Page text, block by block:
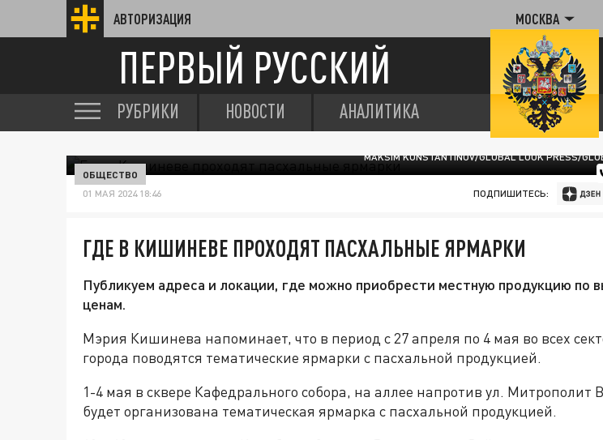
АВТОРИЗАЦИЯ МОСКВА
ПЕРВЫЙ РУССКИЙ
РУБРИКИ НОВОСТИ АНАЛИТИКА
MAKSIM KONSTANTINOV/GLOBAL LOOK PRESS/
ОБЩЕСТВО
01 МАЯ 2024 18:46 ПОДПИШИТЕСЬ:
ГДЕ В КИШИНЕВЕ ПРОХОДЯТ ПАСХАЛЬНЫЕ ЯРМАРКИ
Публикуем адреса и локации, где можно приобрести местную продукцию по
ценам.
Мэрия Кишинева напоминает, что в период с 27 апреля по 4 мая во всех
города поводятся тематические ярмарки с пасхальной продукцией.
1-4 мая в сквере Кафедрального собора, на аллее напротив ул. Митрополит
будет организована тематическая ярмарка с пасхальной продукцией.